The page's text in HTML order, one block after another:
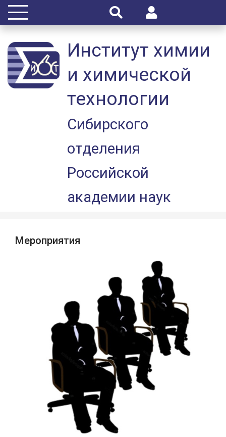
Институт химии
и химической
технологии
Сибирского
отделения
Российской
академии наук
Мероприятия